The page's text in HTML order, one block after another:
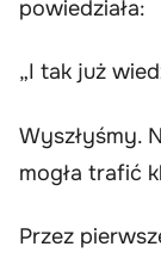
powiedziała:
„I tak już
Wyszłyśmy.
mogła trafić
Przez